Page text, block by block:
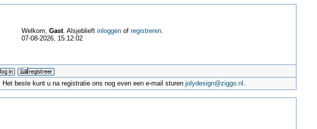
Welkom, Gast. Alsjeblieft inloggenof registreren.
07-08-2026, 15:12:02
beste kunt u na registratie ons nog even een e-mail sturenjolydesign@ziggo.nl .